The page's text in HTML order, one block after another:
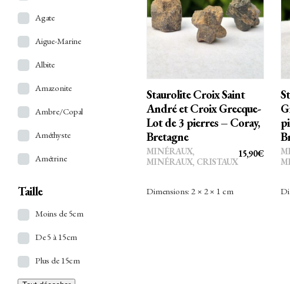
AJOUTER AU
PANIER
Staurolite Croix Saint
André et Croix Grecque-
Lot de 3 pierres – Coray,
Bretagne
15,90€
MINÉRAUX,
MINÉRAUX, CRISTAUX
Dimensions: 2 × 2 × 1 cm
Agate
Aigue-Marine
Albite
Amazonite
Ambre/Copal
Améthyste
Amétrine
Taille
Moins de 5cm
De 5 à 15cm
Plus de 15cm